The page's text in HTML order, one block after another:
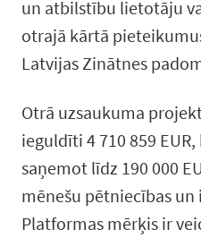
un atbilstību lietotāju
otrajā kārtā
Latvijas Zinātnes
Otrā uzsaukuma
ieguldīti 4 710 859
saņemot līdz 190 000
mēnešu pētniecības
Platformas mērķis ir